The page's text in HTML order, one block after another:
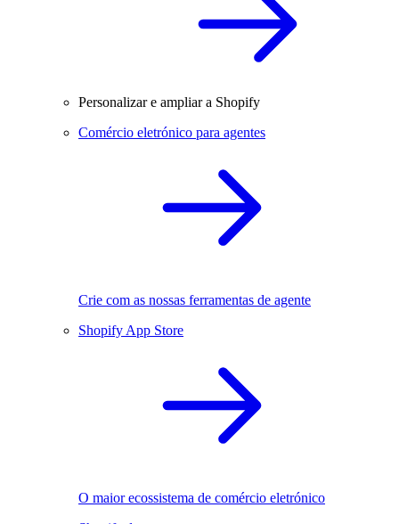
Personalizar e ampliar a Shopify
Comércio eletrónico para agentes
Crie com as nossas ferramentas de agente
Shopify App Store
O maior ecossistema de comércio eletrónico